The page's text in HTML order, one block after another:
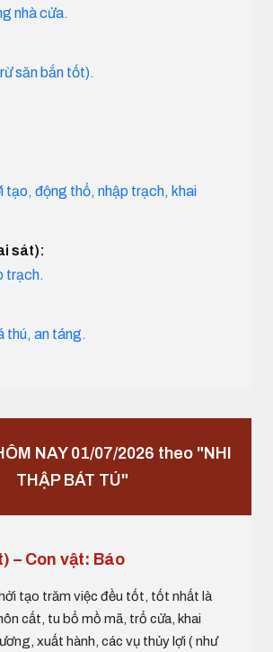
nhà cửa.
săn bắn tốt).
tạo, động thổ, nhập trạch, khai
sát):
trạch.
thú, an táng.
NAY 01/07/2026 theo "NHI
THẬP BÁT TÚ"
– Con vật: Báo
tạo trăm việc đều tốt, tốt nhất là
cất, tu bổ mồ mã, trổ cửa, khai
xuất hành, các vụ thủy lợi ( như